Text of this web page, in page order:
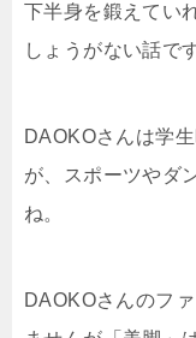
下半身を鍛えてい
しょうがない話で
DAOKOさんは学
が、スポーツやダ
ね。
DAOKOさんのフ